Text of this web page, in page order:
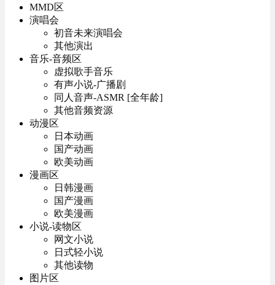
MMD区
演唱会
初音未来演唱会
其他演出
音乐-音频区
虚拟歌手音乐
有声小说-广播剧
同人音声-ASMR [全年龄]
其他音频资源
动漫区
日本动画
国产动画
欧美动画
漫画区
日韩漫画
国产漫画
欧美漫画
小说-读物区
网文小说
日式轻小说
其他读物
图片区